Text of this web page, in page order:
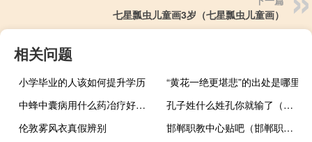
七星瓢虫儿童画3岁（七星瓢虫儿童画）
相关问题
小学毕业的人该如何提升学历
“黄花一绝更堪悲”的出处是哪里
中蜂中囊病用什么药冶疗好得快-黑蜂病最好的药是什么？
孔子姓什么姓孔你就输了（孔子姓什么）
伦敦雾风衣真假辨别
邯郸职教中心贴吧（邯郸职业技术学院贴吧）